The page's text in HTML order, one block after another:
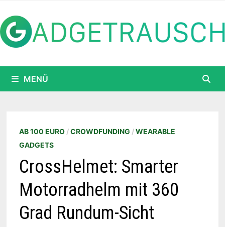
Inhalt
springen
MENÜ
AB 100 EURO/CROWDFUNDING /WEARABLE
GADGETS
CrossHelmet: Smarter
Motorradhelm mit 360
Grad Rundum-Sicht